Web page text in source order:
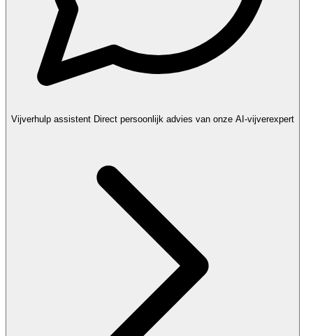
Vijverhulp assistent Direct persoonlijk advies van onze AI-vijverexpert